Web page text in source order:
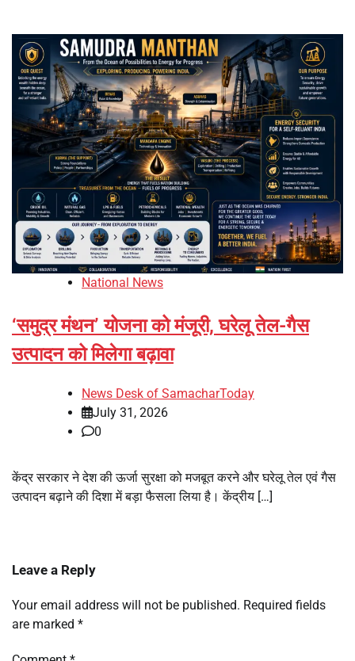
National News
‘समुद्र मंथन’ योजना को मंजूरी, घरेलू तेल-गैस
उत्पादन को मिलेगा बढ़ावा
News Desk of SamacharToday
July 31, 2026
0
केंद्र सरकार ने देश की ऊर्जा सुरक्षा को मजबूत करने और घरेलू तेल एवं गैस
उत्पादन बढ़ाने की दिशा में बड़ा फैसला लिया है। केंद्रीय […]
Leave a Reply
Your email address will not be published. Required fields
are marked *